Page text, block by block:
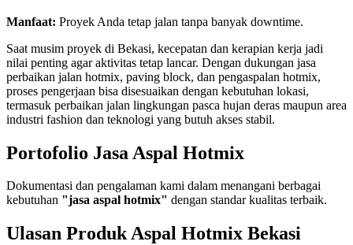
Manfaat: Proyek Anda tetap jalan tanpa banyak downtime.
Saat musim proyek di Bekasi, kecepatan dan kerapian kerja jadi
nilai penting agar aktivitas tetap lancar. Dengan dukungan jasa
perbaikan jalan hotmix, paving block, dan pengaspalan hotmix,
proses pengerjaan bisa disesuaikan dengan kebutuhan lokasi,
termasuk perbaikan jalan lingkungan pasca hujan deras maupun area
industri fashion dan teknologi yang butuh akses stabil.
Portofolio Jasa Aspal Hotmix
Dokumentasi dan pengalaman kami dalam menangani berbagai
kebutuhan "jasa aspal hotmix" dengan standar kualitas terbaik.
Ulasan Produk Aspal Hotmix Bekasi